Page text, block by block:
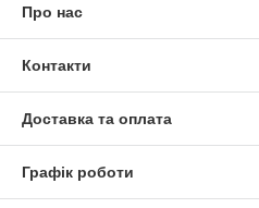
Про нас
Контакти
Доставка та оплата
Графік роботи